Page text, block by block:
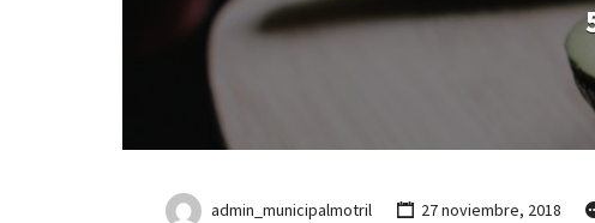
admin_municipalmotril 27 noviembre, 2018